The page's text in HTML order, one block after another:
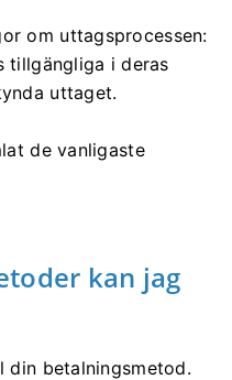
om uttagsprocessen:
tillgängliga i deras
uttaget.
de vanligaste
kan jag
din betalningsmetod.